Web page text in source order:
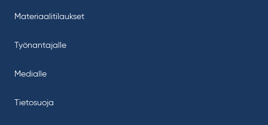
Materiaalitilaukset
Työnantajalle
Medialle
Tietosuoja